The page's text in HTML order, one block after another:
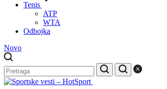
Tenis
ATP
WTA
Odbojka
Novo